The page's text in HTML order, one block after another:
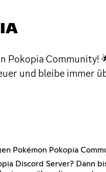
Pokopia
und bleibe immer
Pokémon Pokopia
Discord Server?